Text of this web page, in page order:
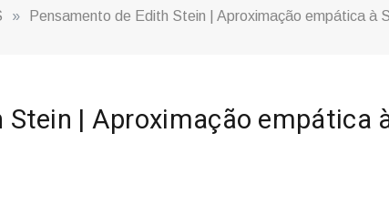
» Pensamento de Edith Stein | Aproximação empática à
Stein | Aproximação empática